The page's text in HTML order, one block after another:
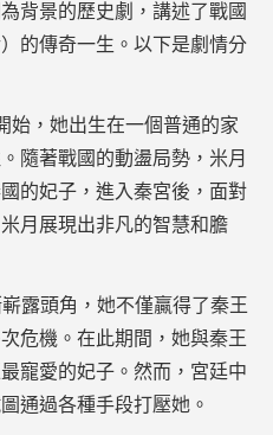
背景的歷史劇，講述了戰國
的傳奇一生。以下是劇情分
始，她出生在一個普通的家
隨著戰國的動盪局勢，米月
的妃子，進入秦宮後，面對
月展現出非凡的智慧和膽
露頭角，她不僅贏得了秦王
危機。在此期間，她與秦王
寵愛的妃子。然而，宮廷中
通過各種手段打壓她。